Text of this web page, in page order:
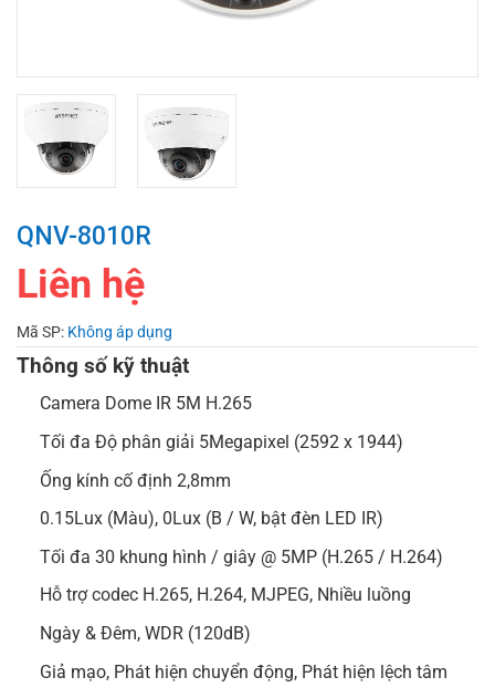
QNV-8010R
Liên hệ
Mã SP: Không áp dụng
Thông số kỹ thuật
Camera Dome IR 5M H.265
Tối đa Độ phân giải 5Megapixel (2592 x 1944)
Ống kính cố định 2,8mm
0.15Lux (Màu), 0Lux (B / W, bật đèn LED IR)
Tối đa 30 khung hình / giây @ 5MP (H.265 / H.264)
Hỗ trợ codec H.265, H.264, MJPEG, Nhiều luồng
Ngày & Đêm, WDR (120dB)
Giả mạo, Phát hiện chuyển động, Phát hiện lệch tâm